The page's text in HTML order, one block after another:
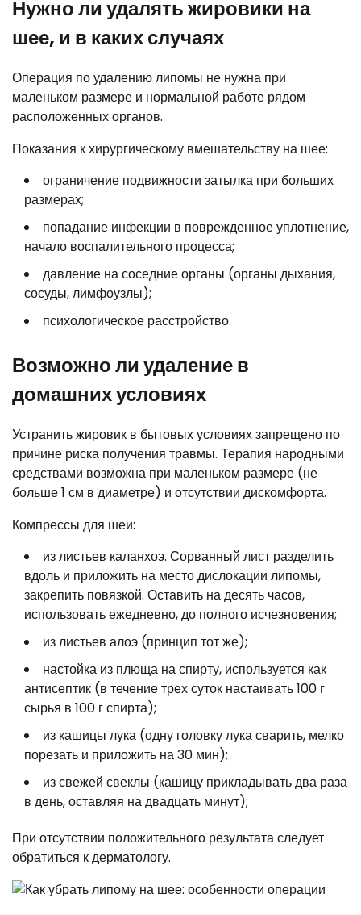
Нужно ли удалять жировики на
шее, и в каких случаях
Операция по удалению липомы не нужна при
маленьком размере и нормальной работе рядом
расположенных органов.
Показания к хирургическому вмешательству на шее:
ограничение подвижности затылка при больших
размерах;
попадание инфекции в поврежденное уплотнение,
начало воспалительного процесса;
давление на соседние органы (органы дыхания,
сосуды, лимфоузлы);
психологическое расстройство.
Возможно ли удаление в
домашних условиях
Устранить жировик в бытовых условиях запрещено по
причине риска получения травмы. Терапия народными
средствами возможна при маленьком размере (не
больше 1 см в диаметре) и отсутствии дискомфорта.
Компрессы для шеи:
из листьев каланхоэ. Сорванный лист разделить
вдоль и приложить на место дислокации липомы,
закрепить повязкой. Оставить на десять часов,
использовать ежедневно, до полного исчезновения;
из листьев алоэ (принцип тот же);
настойка из плюща на спирту, используется как
антисептик (в течение трех суток настаивать 100 г
сырья в 100 г спирта);
из кашицы лука (одну головку лука сварить, мелко
порезать и приложить на 30 мин);
из свежей свеклы (кашицу прикладывать два раза
в день, оставляя на двадцать минут);
При отсутствии положительного результата следует
обратиться к дерматологу.